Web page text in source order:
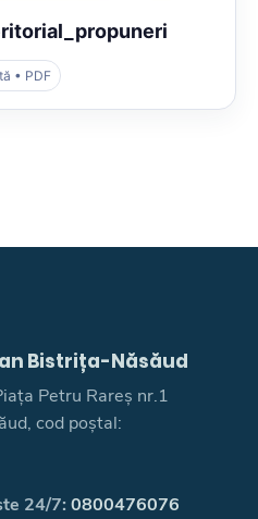
• PDF
Bistrița-Năsăud
Petru Rareș nr.1
cod poștal:
24/7: 0800476076